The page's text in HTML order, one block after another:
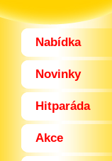
Nabídka
Novinky
Hitparáda
Akce